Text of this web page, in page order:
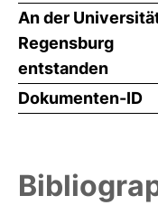
An der
Regensburg
entstanden
Dokumenten-ID